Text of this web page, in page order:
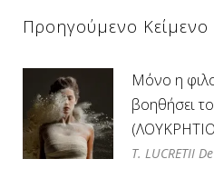
Προηγούμενο Κείμενο
Μόνο η
βοηθήσει
T. LUCRETII